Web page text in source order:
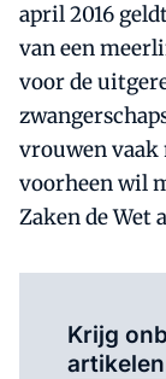
april 2016
van een
voor de
vrouwen
voorheen wil
Zaken de Wet
Krijg